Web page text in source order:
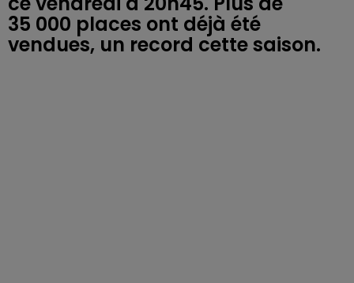
35 000 places ont déjà été
vendues, un record cette saison.